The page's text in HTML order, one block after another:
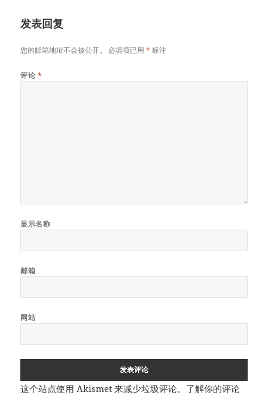
发表回复
您的邮箱地址不会被公开。 必填项已用* 标注
评论 *
显示名称
邮箱
网站
这个站点使用 Akismet 来减少垃圾评论。 了解你的评论